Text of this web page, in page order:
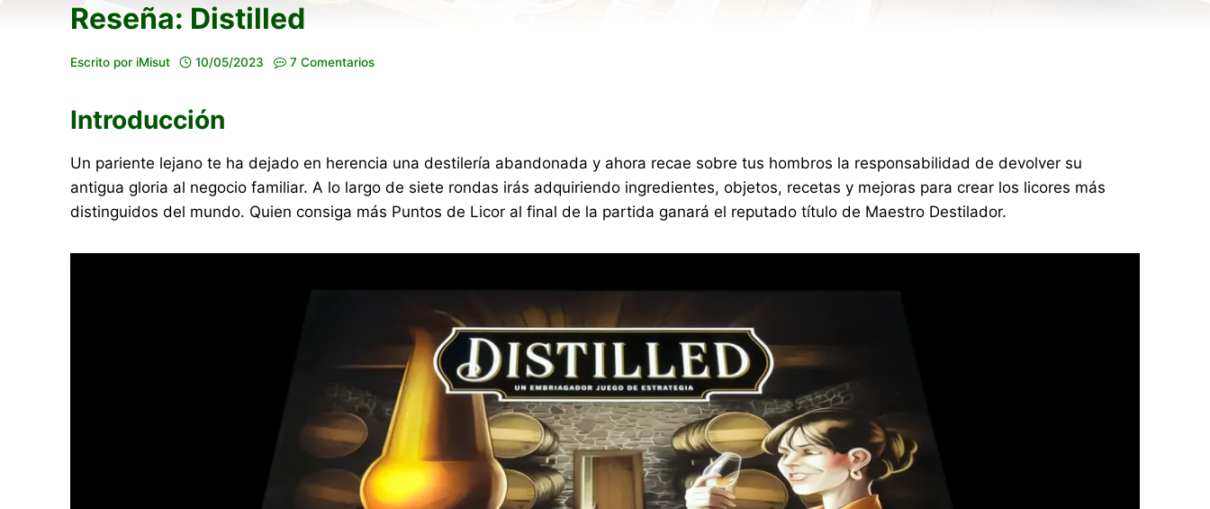
Reseña: Distilled
Escrito por iMisut 10/05/2023 7 Comentarios
Introducción
Un pariente lejano te ha dejado en herencia una destilería abandonada y ahora recae sobre tus hombros la responsabilidad de devolver su
antigua gloria al negocio familiar. A lo largo de siete rondas irás adquiriendo ingredientes, objetos, recetas y mejoras para crear los licores más
distinguidos del mundo. Quien consiga más Puntos de Licor al final de la partida ganará el reputado título de Maestro Destilador.